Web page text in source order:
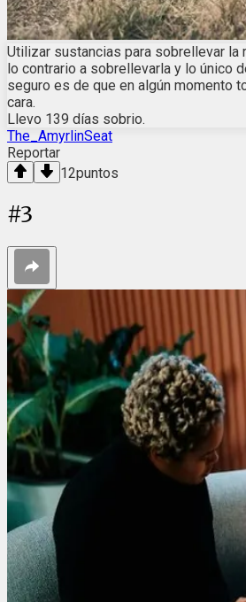
Utilizar sustancias para sobrellevar la
lo contrario a sobrellevarla y lo único
seguro es de que en algún momento
cara.
Llevo 139 días sobrio.
The_AmyrlinSeat
Reportar
12puntos
#3